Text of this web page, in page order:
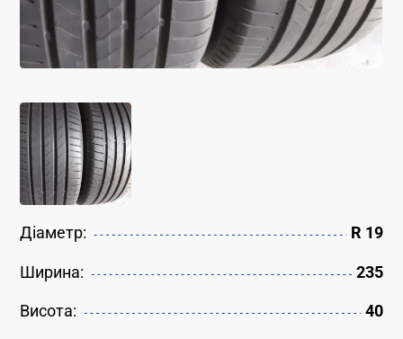
Діаметр: R 19
Ширина: 235
Висота: 40